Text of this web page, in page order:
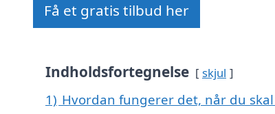
Få et gratis tilbud her
Indholdsfortegnelse skjul
1) Hvordan fungerer det, når du